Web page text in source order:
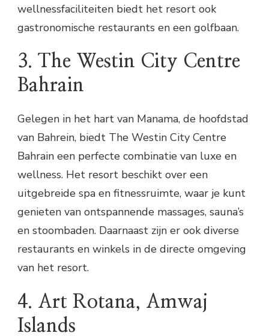
wellnessfaciliteiten biedt het resort ook
gastronomische restaurants en een golfbaan.
3. The Westin City Centre
Bahrain
Gelegen in het hart van Manama, de hoofdstad
van Bahrein, biedt The Westin City Centre
Bahrain een perfecte combinatie van luxe en
wellness. Het resort beschikt over een
uitgebreide spa en fitnessruimte, waar je kunt
genieten van ontspannende massages, sauna’s
en stoombaden. Daarnaast zijn er ook diverse
restaurants en winkels in de directe omgeving
van het resort.
4. Art Rotana, Amwaj
Islands